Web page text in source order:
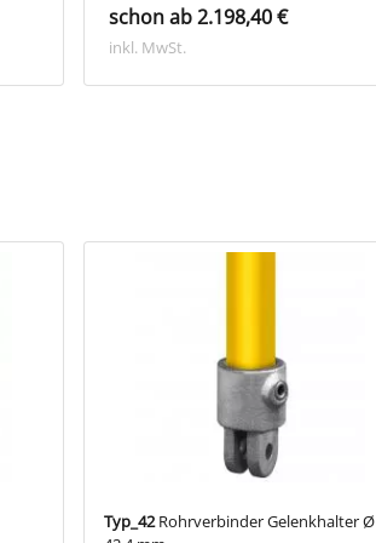
schon ab 2.198,40 €
inkl. MwSt.
Typ_42Rohrverbinder Gelenkhalter Ø